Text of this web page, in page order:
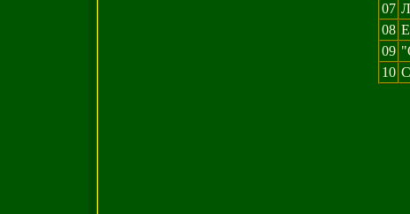
07
08
09
10